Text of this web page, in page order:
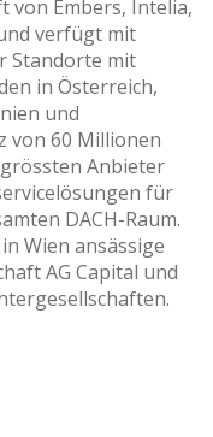
von Embers, Intelia,
verfügt mit
Standorte mit
in Österreich,
und
von 60 Millionen
Anbieter
für
DACH-Raum.
Wien ansässige
AG Capital und